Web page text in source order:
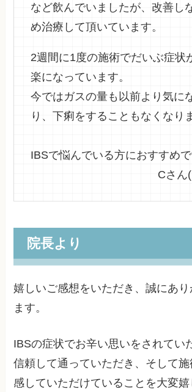
など飲んでいましたが、改善し
め治療して頂いています。
2週間に1度の施術でだいぶ症状
楽になっています。
今ではガスの量も以前より気に
り、下痢をすることもなくなり
IBSで悩んでいる方におすすめで
Cさん
院長より
嬉しいご感想をいただき、誠にあ
ます。
IBSの症状でお辛い思いをされてい
信頼して通っていただき、そして
感していただけていることを大変嬉